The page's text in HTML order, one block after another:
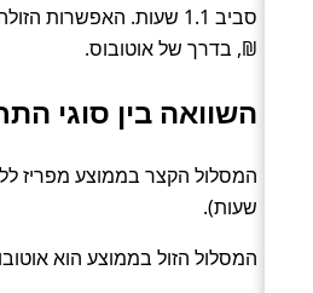
₪, בדרך של אוטובוס.
השוואה בין סוגי
שעות).
המסלול הזול בממוצע הוא אוטובוס